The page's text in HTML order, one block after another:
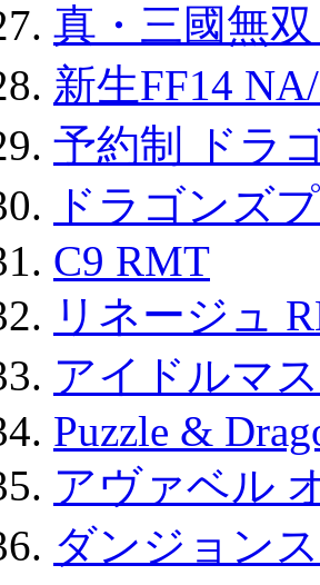
真・三國無
新生FF14
予約制 ドラ
ドラゴンズ
C9 RMT
リネージュ
アイドルマ
Puzzle &
アヴァベル
ダンジョン